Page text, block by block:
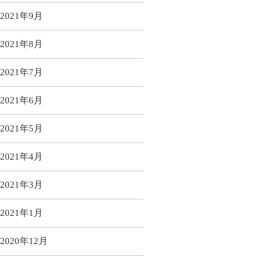
2021年9月
2021年8月
2021年7月
2021年6月
2021年5月
2021年4月
2021年3月
2021年1月
2020年12月